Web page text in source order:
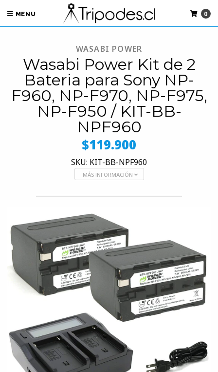
MENU 0
WASABI POWER
Wasabi Power Kit de 2
Bateria para Sony NP-
F960, NP-F970, NP-F975,
NP-F950 / KIT-BB-
NPF960
$119.900
SKU: KIT-BB-NPF960
MÁS INFORMACIÓN